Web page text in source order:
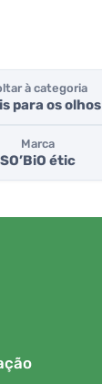
à categoria
para os olhos
Marca
SO’BiO étic